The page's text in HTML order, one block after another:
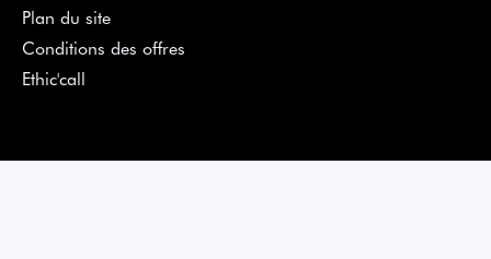
Plan du site
Conditions des offres
Ethic'call